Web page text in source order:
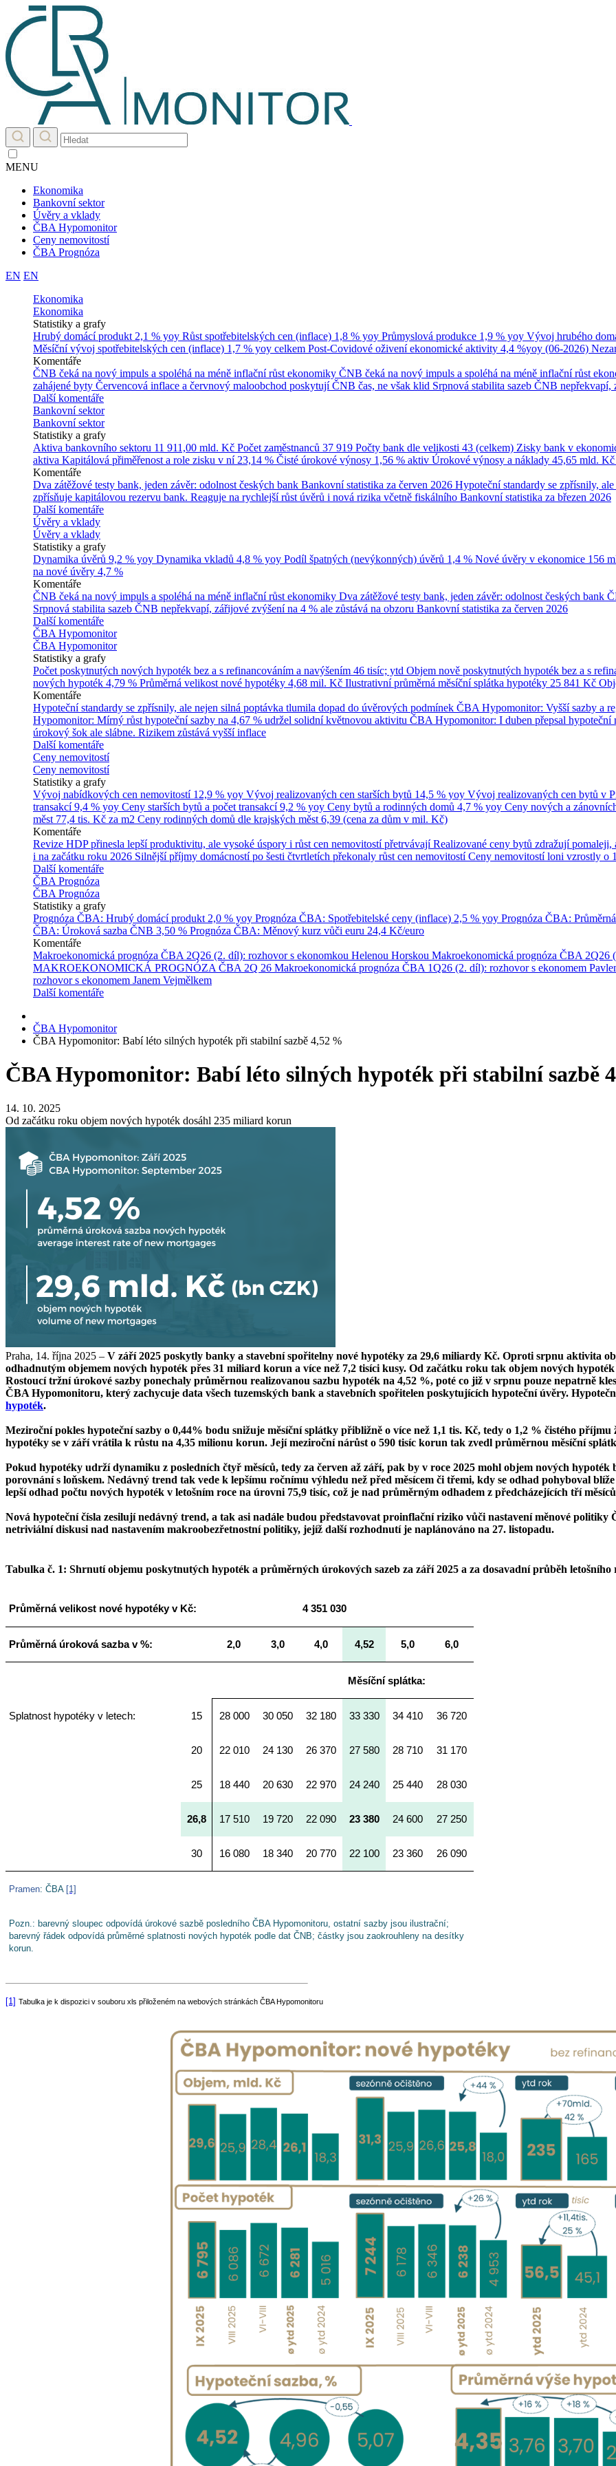
MENU
Ekonomika
Bankovní sektor
Úvěry a vklady
ČBA Hypomonitor
Ceny nemovitostí
ČBA Prognóza
EN EN
Ekonomika
Ekonomika
Statistiky a grafy
Hrubý domácí produkt 2,1 % yoy Růst spotřebitelských cen (inflace) 1,8 % yoy Průmyslová produkce 1,9 % yoy Vývoj hrubého
Měsíční vývoj spotřebitelských cen (inflace) 1,7 % yoy celkem Post-Covidové oživení ekonomické aktivity 4,4 %yoy (06-2026)
Komentáře
ČNB čeká na nový impuls a spoléhá na méně inflační růst ekonomiky ČNB čeká na nový impuls a spoléhá na méně inflační růst
zahájené byty Červencová inflace a červnový maloobchod poskytují ČNB čas, ne však klid Srpnová stabilita sazeb ČNB
Další komentáře
Bankovní sektor
Bankovní sektor
Statistiky a grafy
Aktiva bankovního sektoru 11 911,00 mld. Kč Počet zaměstnanců 37 919 Počty bank dle velikosti 43 (celkem) Zisky bank v
aktiva Kapitálová přiměřenost a role zisku v ní 23,14 % Čisté úrokové výnosy 1,56 % aktiv Úrokové výnosy a náklady 45,65 mld.
Komentáře
Dva zátěžové testy bank, jeden závěr: odolnost českých bank Bankovní statistika za červen 2026 Hypoteční standardy se zpřísnily,
zpřísňuje kapitálovou rezervu bank. Reaguje na rychlejší růst úvěrů i nová rizika včetně fiskálního Bankovní statistika za březen 2026
Další komentáře
Úvěry a vklady
Úvěry a vklady
Statistiky a grafy
Dynamika úvěrů 9,2 % yoy Dynamika vkladů 4,8 % yoy Podíl špatných (nevýkonných) úvěrů 1,4 % Nové úvěry v ekonomice 156
na nové úvěry 4,7 %
Komentáře
ČNB čeká na nový impuls a spoléhá na méně inflační růst ekonomiky Dva zátěžové testy bank, jeden závěr: odolnost českých bank
Srpnová stabilita sazeb ČNB nepřekvapí, zářijové zvýšení na 4 % ale zůstává na obzoru Bankovní statistika za červen 2026
Další komentáře
ČBA Hypomonitor
ČBA Hypomonitor
Statistiky a grafy
Počet poskytnutých nových hypoték bez a s refinancováním a navýšením 46 tisíc; ytd Objem nově poskytnutých hypoték bez a s
nových hypoték 4,79 % Průměrná velikost nové hypotéky 4,68 mil. Kč Ilustrativní průměrná měsíční splátka hypotéky 25 841 Kč
Komentáře
Hypoteční standardy se zpřísnily, ale nejen silná poptávka tlumila dopad do úvěrových podmínek ČBA Hypomonitor: Vyšší sazby a
Hypomonitor: Mírný růst hypoteční sazby na 4,67 % udržel solidní květnovou aktivitu ČBA Hypomonitor: I duben přepsal hypoteční
úrokový šok ale slábne. Rizikem zůstává vyšší inflace
Další komentáře
Ceny nemovitostí
Ceny nemovitostí
Statistiky a grafy
Vývoj nabídkových cen nemovitostí 12,9 % yoy Vývoj realizovaných cen starších bytů 14,5 % yoy Vývoj realizovaných cen bytů v
transakcí 9,4 % yoy Ceny starších bytů a počet transakcí 9,2 % yoy Ceny bytů a rodinných domů 4,7 % yoy Ceny nových a
měst 77,4 tis. Kč za m2 Ceny rodinných domů dle krajských měst 6,39 (cena za dům v mil. Kč)
Komentáře
Revize HDP přinesla lepší produktivitu, ale vysoké úspory i růst cen nemovitostí přetrvávají Realizované ceny bytů zdražují
i na začátku roku 2026 Silnější příjmy domácností po šesti čtvrtletích překonaly růst cen nemovitostí Ceny nemovitostí loni vzrostly o
Další komentáře
ČBA Prognóza
ČBA Prognóza
Statistiky a grafy
Prognóza ČBA: Hrubý domácí produkt 2,0 % yoy Prognóza ČBA: Spotřebitelské ceny (inflace) 2,5 % yoy Prognóza ČBA:
ČBA: Úroková sazba ČNB 3,50 % Prognóza ČBA: Měnový kurz vůči euru 24,4 Kč/euro
Komentáře
Makroekonomická prognóza ČBA 2Q26 (2. díl): rozhovor s ekonomkou Helenou Horskou Makroekonomická prognóza ČBA 2Q26
MAKROEKONOMICKÁ PROGNÓZA ČBA 2Q 26 Makroekonomická prognóza ČBA 1Q26 (2. díl): rozhovor s ekonomem
rozhovor s ekonomem Janem Vejmělkem
Další komentáře
ČBA Hypomonitor
ČBA Hypomonitor: Babí léto silných hypoték při stabilní sazbě 4,52 %
ČBA Hypomonitor: Babí léto silných hypoték při stabilní sazbě
14. 10. 2025
Od začátku roku objem nových hypoték dosáhl 235 miliard korun
Praha, 14. října 2025 – V září 2025 poskytly banky a stavební spořitelny nové hypotéky za 29,6 miliardy Kč. Oproti srpnu aktivita
odhadnutým objemem nových hypoték přes 31 miliard korun a více než 7,2 tisíci kusy. Od začátku roku tak objem nových
Rostoucí tržní úrokové sazby ponechaly průměrnou realizovanou sazbu hypoték na 4,52 %, poté co již v srpnu pouze nepatrně
ČBA Hypomonitoru, který zachycuje data všech tuzemských bank a stavebních spořitelen poskytujících hypoteční úvěry.
hypoték.
Meziroční pokles hypoteční sazby o 0,44% bodu snižuje měsíční splátky přibližně o více než 1,1 tis. Kč, tedy o 1,2 % čistého
hypotéky se v září vrátila k růstu na 4,35 milionu korun. Její meziroční nárůst o 590 tisíc korun tak zvedl průměrnou měsíční
Pokud hypotéky udrží dynamiku z posledních čtyř měsíců, tedy za červen až září, pak by v roce 2025 mohl objem nových
porovnání s loňskem. Nedávný trend tak vede k lepšímu ročnímu výhledu než před měsícem či třemi, kdy se odhad pohyboval
lepší odhad počtu nových hypoték v letošním roce na úrovni 75,9 tisíc, což je nad průměrným odhadem z předcházejících tří
Nová hypoteční čísla zesilují nedávný trend, a tak asi nadále budou představovat proinflační riziko vůči nastavení měnové
netriviální diskusi nad nastavením makroobezřetnostní politiky, jejíž další rozhodnutí je naplánováno na 27. listopadu.
Tabulka č. 1: Shrnutí objemu poskytnutých hypoték a průměrných úrokových sazeb za září 2025 a za dosavadní průběh letošního
Průměrná velikost nové hypotéky v Kč: 4 351 030
Průměrná úroková sazba v %: 2,0 3,0 4,0 4,52 5,0 6,0
Měsíční splátka:
Splatnost hypotéky v letech: 15 28 000 30 050 32 180 33 330 34 410 36 720
20 22 010 24 130 26 370 27 580 28 710 31 170
25 18 440 20 630 22 970 24 240 25 440 28 030
26,8 17 510 19 720 22 090 23 380 24 600 27 250
30 16 080 18 340 20 770 22 100 23 360 26 090
Pramen: ČBA [1]
Pozn.: barevný sloupec odpovídá úrokové sazbě posledního ČBA Hypomonitoru, ostatní sazby jsou ilustrační;
barevný řádek odpovídá průměrné splatnosti nových hypoték podle dat ČNB; částky jsou zaokrouhleny na desítky
korun.
[1] Tabulka je k dispozici v souboru xls přiloženém na webových stránkách ČBA Hypomonitoru